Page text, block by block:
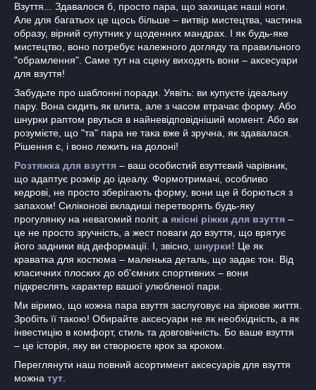
Взуття... Здавалося б, просто пара, що захищає наші ноги.
Але для багатьох це щось більше – витвір мистецтва, частина
образу, вірний супутник у щоденних мандрах. І як будь-яке
мистецтво, воно потребує належного догляду та правильного
"обрамлення". Саме тут на сцену виходять вони – аксесуари
для взуття!
Забудьте про шаблонні поради. Уявіть: ви купуєте ідеальну
пару. Вона сидить як влита, але з часом втрачає форму. Або
шнурки раптом рвуться в найневідповідніший момент. Або ви
розумієте, що "та" пара не така вже й зручна, як здавалася.
Рішення є, і воно лежить на долоні!
Розтяжка для взуття – ваш особистий взуттєвий чарівник,
що адаптує розмір до ідеалу. Формотримачі, особливо
кедрові, не просто зберігають форму, вони ще й борються з
запахом! Силіконові вкладиші перетворять будь-яку
прогулянку на невагомий політ, а якісні ріжки для взуття –
це не просто зручність, а жест поваги до взуття, що врятує
його задники від деформації. І, звісно, шнурки! Це як
краватка для костюма – маленька деталь, що задає тон. Від
класичних плоских до об'ємних спортивних – вони
підкреслять характер вашої улюбленої пари.
Ми віримо, що кожна пара взуття заслуговує на зіркове життя.
Зробіть її такою! Обирайте аксесуари не як необхідність, а як
інвестицію в комфорт, стиль та довговічність. Бо ваше взуття
– це історія, яку ви створюєте крок за кроком.
Переглянути наш повний асортимент аксесуарів для взуття
можна тут